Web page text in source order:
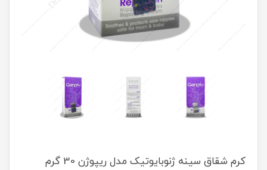
کرم شقاق سینه ژنوبایوتیک مدل ریپوژن 30 گرم